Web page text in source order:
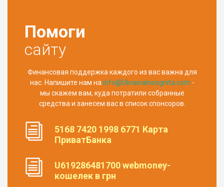
Помоги
сайту
Финансовая поддержка каждого из вас важна для
нас. Напишите нам наinfo@UkrainaIncognita.com -
мы скажем вам, куда потратили собранные
средства и занесем вас в список спонсоров.
5168 7420 1998 6771 Карта
ПриватБанка
U619286481700 webmoney-
кошелек в грн